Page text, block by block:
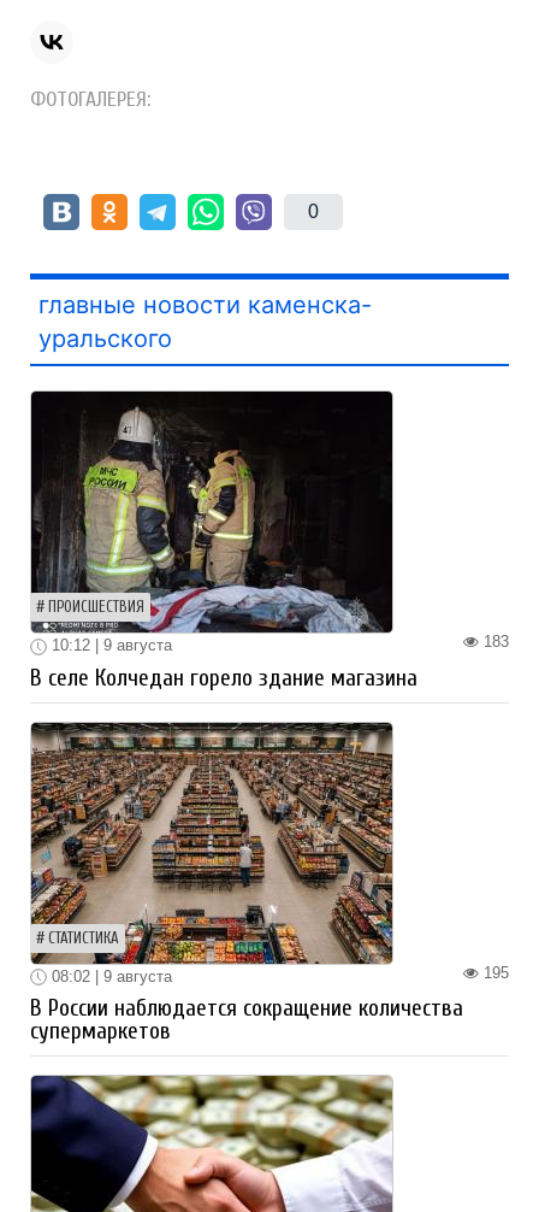
ФОТОГАЛЕРЕЯ:
0
главные новости каменска-
уральского
ПРОИСШЕСТВИЯ
183
10:12 | 9 августа
В селе Колчедан горело здание магазина
СТАТИСТИКА
195
08:02 | 9 августа
В России наблюдается сокращение количества
супермаркетов